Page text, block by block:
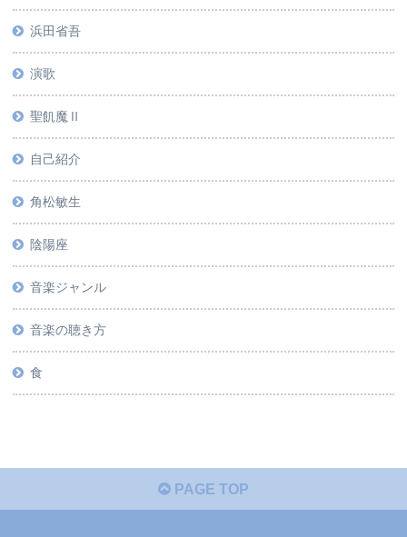
浜田省吾
演歌
聖飢魔Ⅱ
自己紹介
角松敏生
陰陽座
音楽ジャンル
音楽の聴き方
食
PAGE TOP